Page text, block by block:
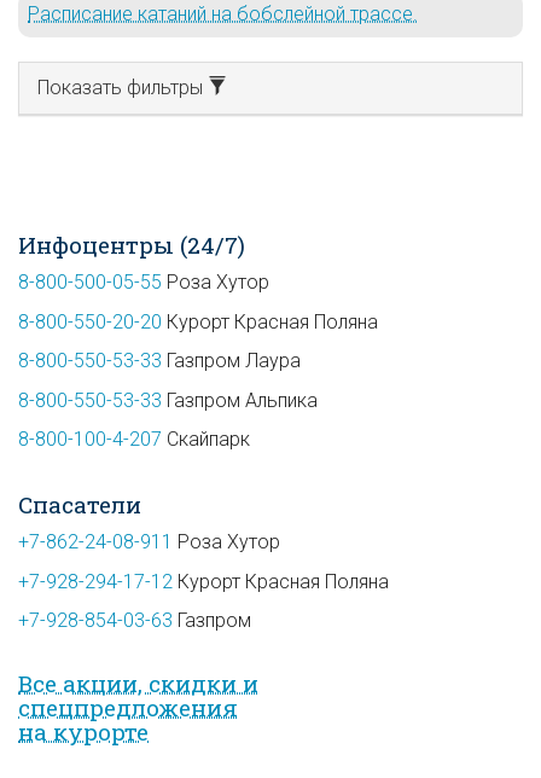
Расписание катаний на бобслейной трассе.
Показать фильтры
Инфоцентры (24/7)
8-800-500-05-55 Роза Хутор
8-800-550-20-20 Курорт Красная Поляна
8-800-550-53-33 Газпром Лаура
8-800-550-53-33 Газпром Альпика
8-800-100-4-207 Скайпарк
Спасатели
+7-862-24-08-911 Роза Хутор
+7-928-294-17-12 Курорт Красная Поляна
+7-928-854-03-63 Газпром
Все акции, скидки и
спец­предложе­ния
на курорте